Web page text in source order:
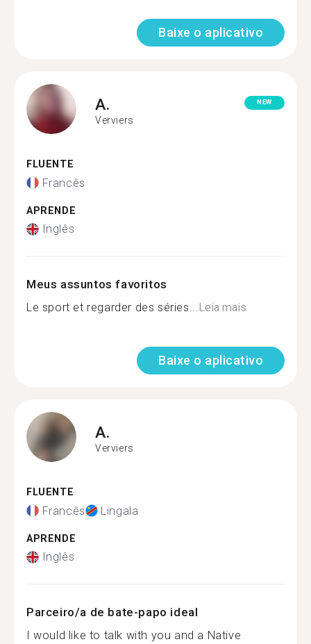
Baixe o aplicativo
A.
Verviers
NEW
FLUENTE
Francês
APRENDE
Inglês
Meus assuntos favoritos
Le sport et regarder des séries...Leia mais
Baixe o aplicativo
A.
Verviers
FLUENTE
Francês Lingala
APRENDE
Inglês
Parceiro/a de bate-papo ideal
I would like to talk with you and a Native